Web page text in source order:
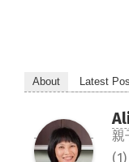
About Latest
親